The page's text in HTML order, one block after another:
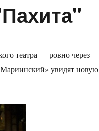
театра — ровно через
увидят новую